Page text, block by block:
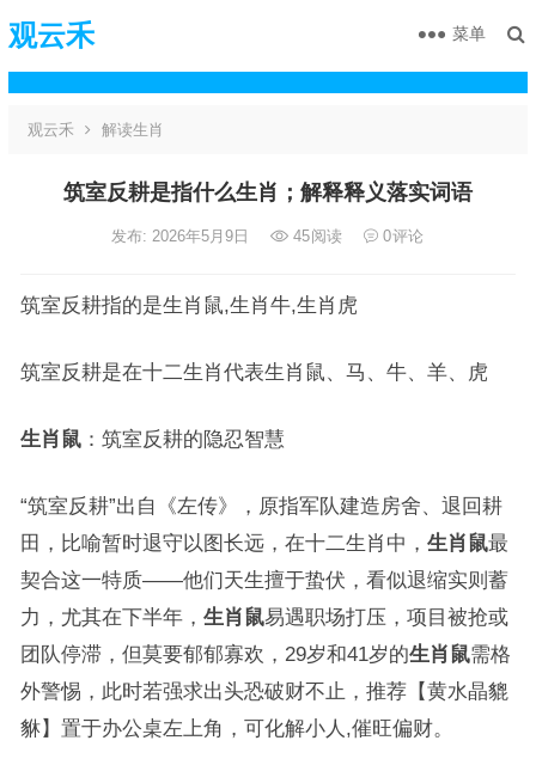
观云禾 菜单
观云禾 解读生肖
筑室反耕是指什么生肖；解释释义落实词语
发布: 2026年5月9日 45阅读 0评论
筑室反耕指的是生肖鼠,生肖牛,生肖虎
筑室反耕是在十二生肖代表生肖鼠、马、牛、羊、虎
生肖鼠：筑室反耕的隐忍智慧
“筑室反耕”出自《左传》，原指军队建造房舍、退回耕
田，比喻暂时退守以图长远，在十二生肖中， 生肖鼠最
契合这一特质——他们天生擅于蛰伏，看似退缩实则蓄
力，尤其在下半年， 生肖鼠易遇职场打压，项目被抢或
团队停滞，但莫要郁郁寡欢，29岁和41岁的生肖鼠需格
外警惕，此时若强求出头恐破财不止，推荐【黄水晶貔
貅】置于办公桌左上角，可化解小人,催旺偏财。